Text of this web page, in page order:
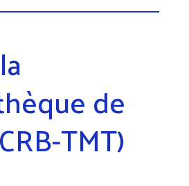
de
TMT)